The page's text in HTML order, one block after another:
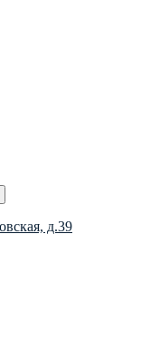
д.39